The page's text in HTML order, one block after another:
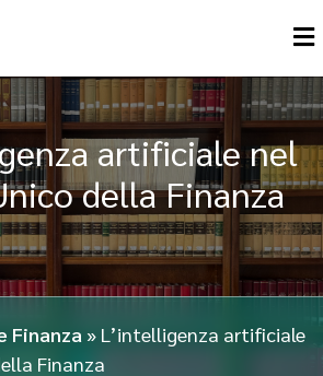
artificiale nel
della Finanza
Finanza » L’intelligenza artificiale
Finanza